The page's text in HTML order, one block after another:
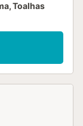
Toalhas